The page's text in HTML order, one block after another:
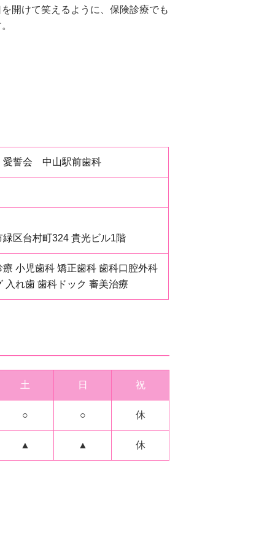
開けて笑えるように、保険診療でも
誓会 中山駅前歯科
区台村町324 貴光ビル1階
小児歯科 矯正歯科 歯科口腔外科
入れ歯 歯科ドック 審美治療
土 日 祝
○ ○ 休
▲ ▲ 休